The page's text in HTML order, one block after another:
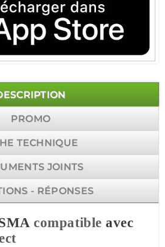
PROMO
TECHNIQUE
JOINTS
- RÉPONSES
compatible avec